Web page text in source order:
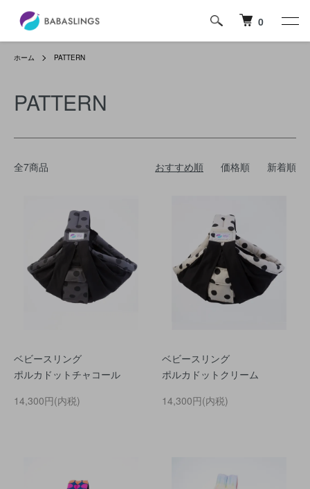
0
ホーム PATTERN
PATTERN
全7商品 おすすめ順 価格順 新着順
ベビースリング
ポルカドットチャコール
14,300円(内税)
ベビースリング
ポルカドットクリーム
14,300円(内税)